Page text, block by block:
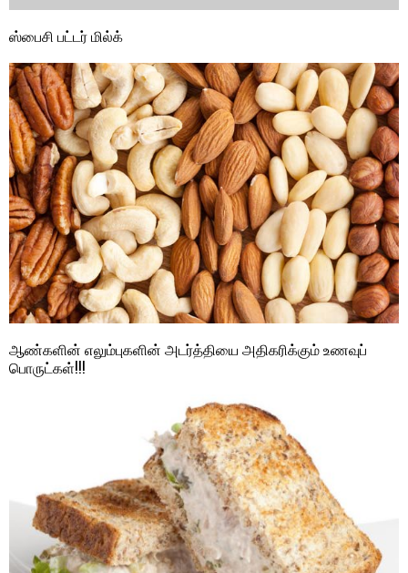
ஸ்பைசி பட்டர் மில்க்
ஆண்களின் எலும்புகளின் அடர்த்தியை அதிகரிக்கும் உணவுப்
பொருட்கள்!!!